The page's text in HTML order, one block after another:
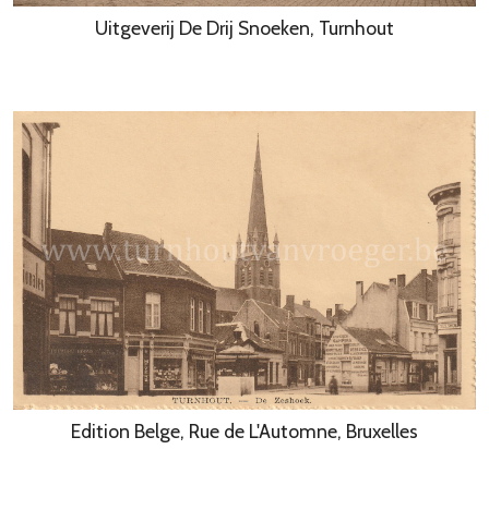
Uitgeverij De Drij Snoeken, Turnhout
Edition Belge, Rue de L'Automne, Bruxelles